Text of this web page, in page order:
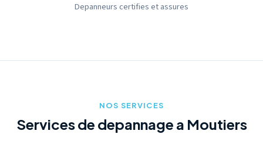
Depanneurs certifies et assures
NOS SERVICES
Services de depannage a Moutiers